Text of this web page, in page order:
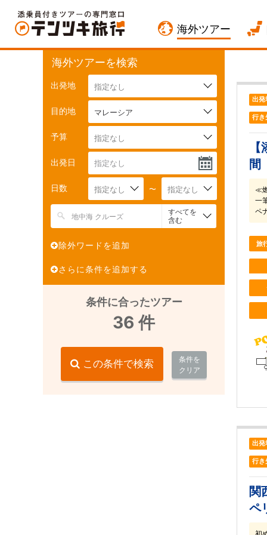
海外ツアー
海外ツアーを検索
出発地 指定なし
目的地 マレーシア
予算 指定なし
出発日
日数 指定なし 〜 指定なし
すべてを
含む
除外ワードを追加
さらに条件を追加する
条件に合ったツアー
36 件
この条件で検索
条件を
クリア
出発
行き
間
≪
一
ペ
旅
出発
行き
関
ペ